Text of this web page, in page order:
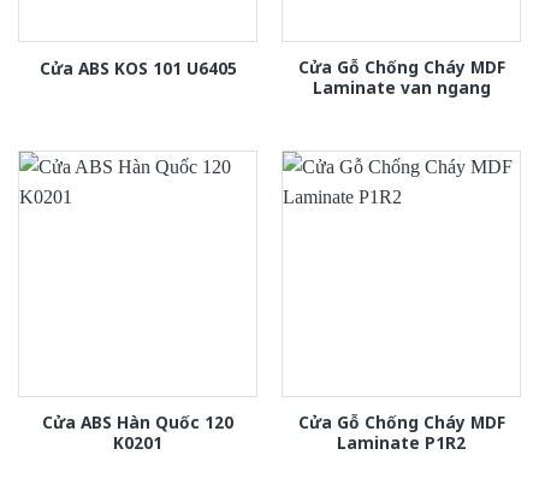
Cửa ABS KOS 101 U6405
Cửa Gỗ Chống Cháy MDF
Laminate van ngang
Cửa ABS Hàn Quốc 120
K0201
Cửa Gỗ Chống Cháy MDF
Laminate P1R2